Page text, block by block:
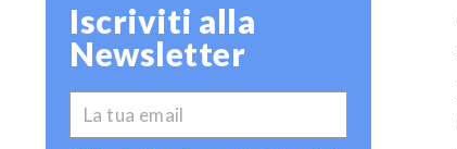
Iscriviti alla
Newsletter
EMAIL